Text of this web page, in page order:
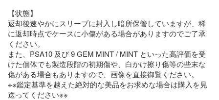
【状態】
返却後速やかにスリーブに封入し暗所保管していますが、稀
に返却時点でケースに小傷がある場合がありますのでご了承
ください。
また、PSA10 及び 9 GEM MINT / MINT といった高評価を受
けた個体でも製造段階の初期傷や、白かけ擦り傷等の些末な
傷がある場合もありますので、画像を直接御覧ください。
※※鑑定基準を越えた絶対的な美品をお求めな場合は購入を見
送ってください※※